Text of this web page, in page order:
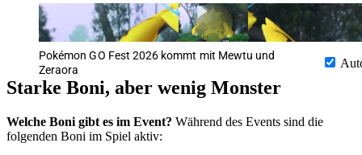
Pokémon GO Fest 2026 kommt mit Mewtu und
Zeraora
Starke Boni, aber wenig Monster
Welche Boni gibt es im Event? Während des Events sind die
folgenden Boni im Spiel aktiv: